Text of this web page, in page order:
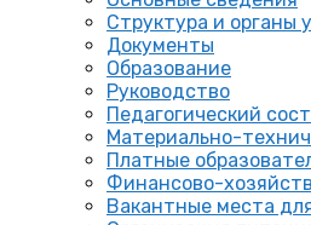
Структура и органы
Документы
Образование
Руководство
Педагогический
Материально-
Платные
Финансово-
Вакантные места